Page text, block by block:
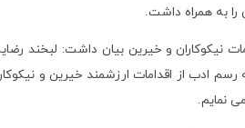
به همراه داشت.
نیکوکاران و خیرین بیان داشت: لبخند
ادب از اقدامات ارزشمند خیرین و
نمایم.